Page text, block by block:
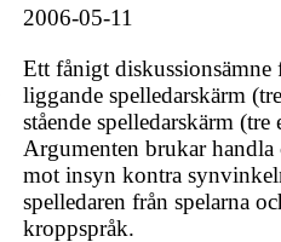
2006-05-11
Ett fånigt
liggande spelledarskärm
stående spelledarskärm
Argumenten brukar handla
mot insyn kontra
spelledaren från spelarna
kroppspråk.